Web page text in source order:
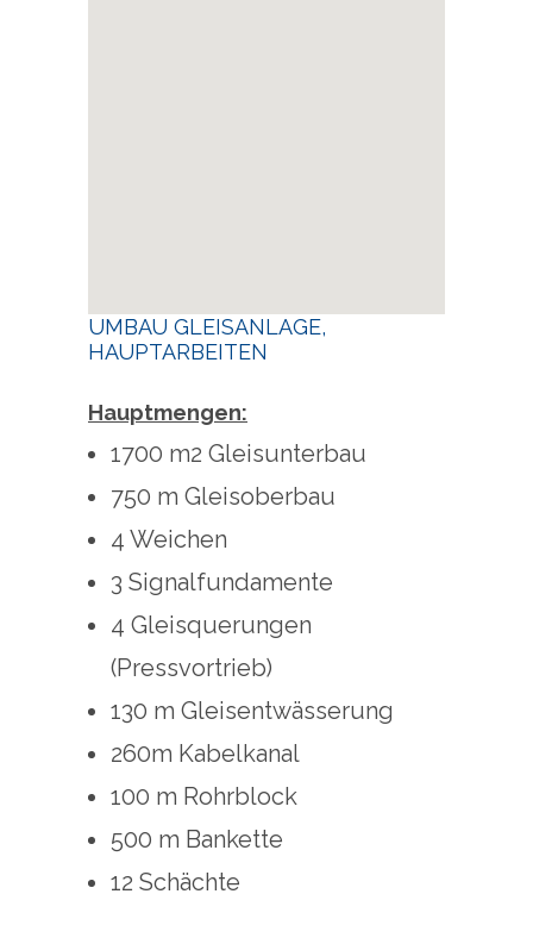
UMBAU GLEISANLAGE,
HAUPTARBEITEN
Hauptmengen:
1700 m2 Gleisunterbau
750 m Gleisoberbau
4 Weichen
3 Signalfundamente
4 Gleisquerungen
(Pressvortrieb)
130 m Gleisentwässerung
260m Kabelkanal
100 m Rohrblock
500 m Bankette
12 Schächte